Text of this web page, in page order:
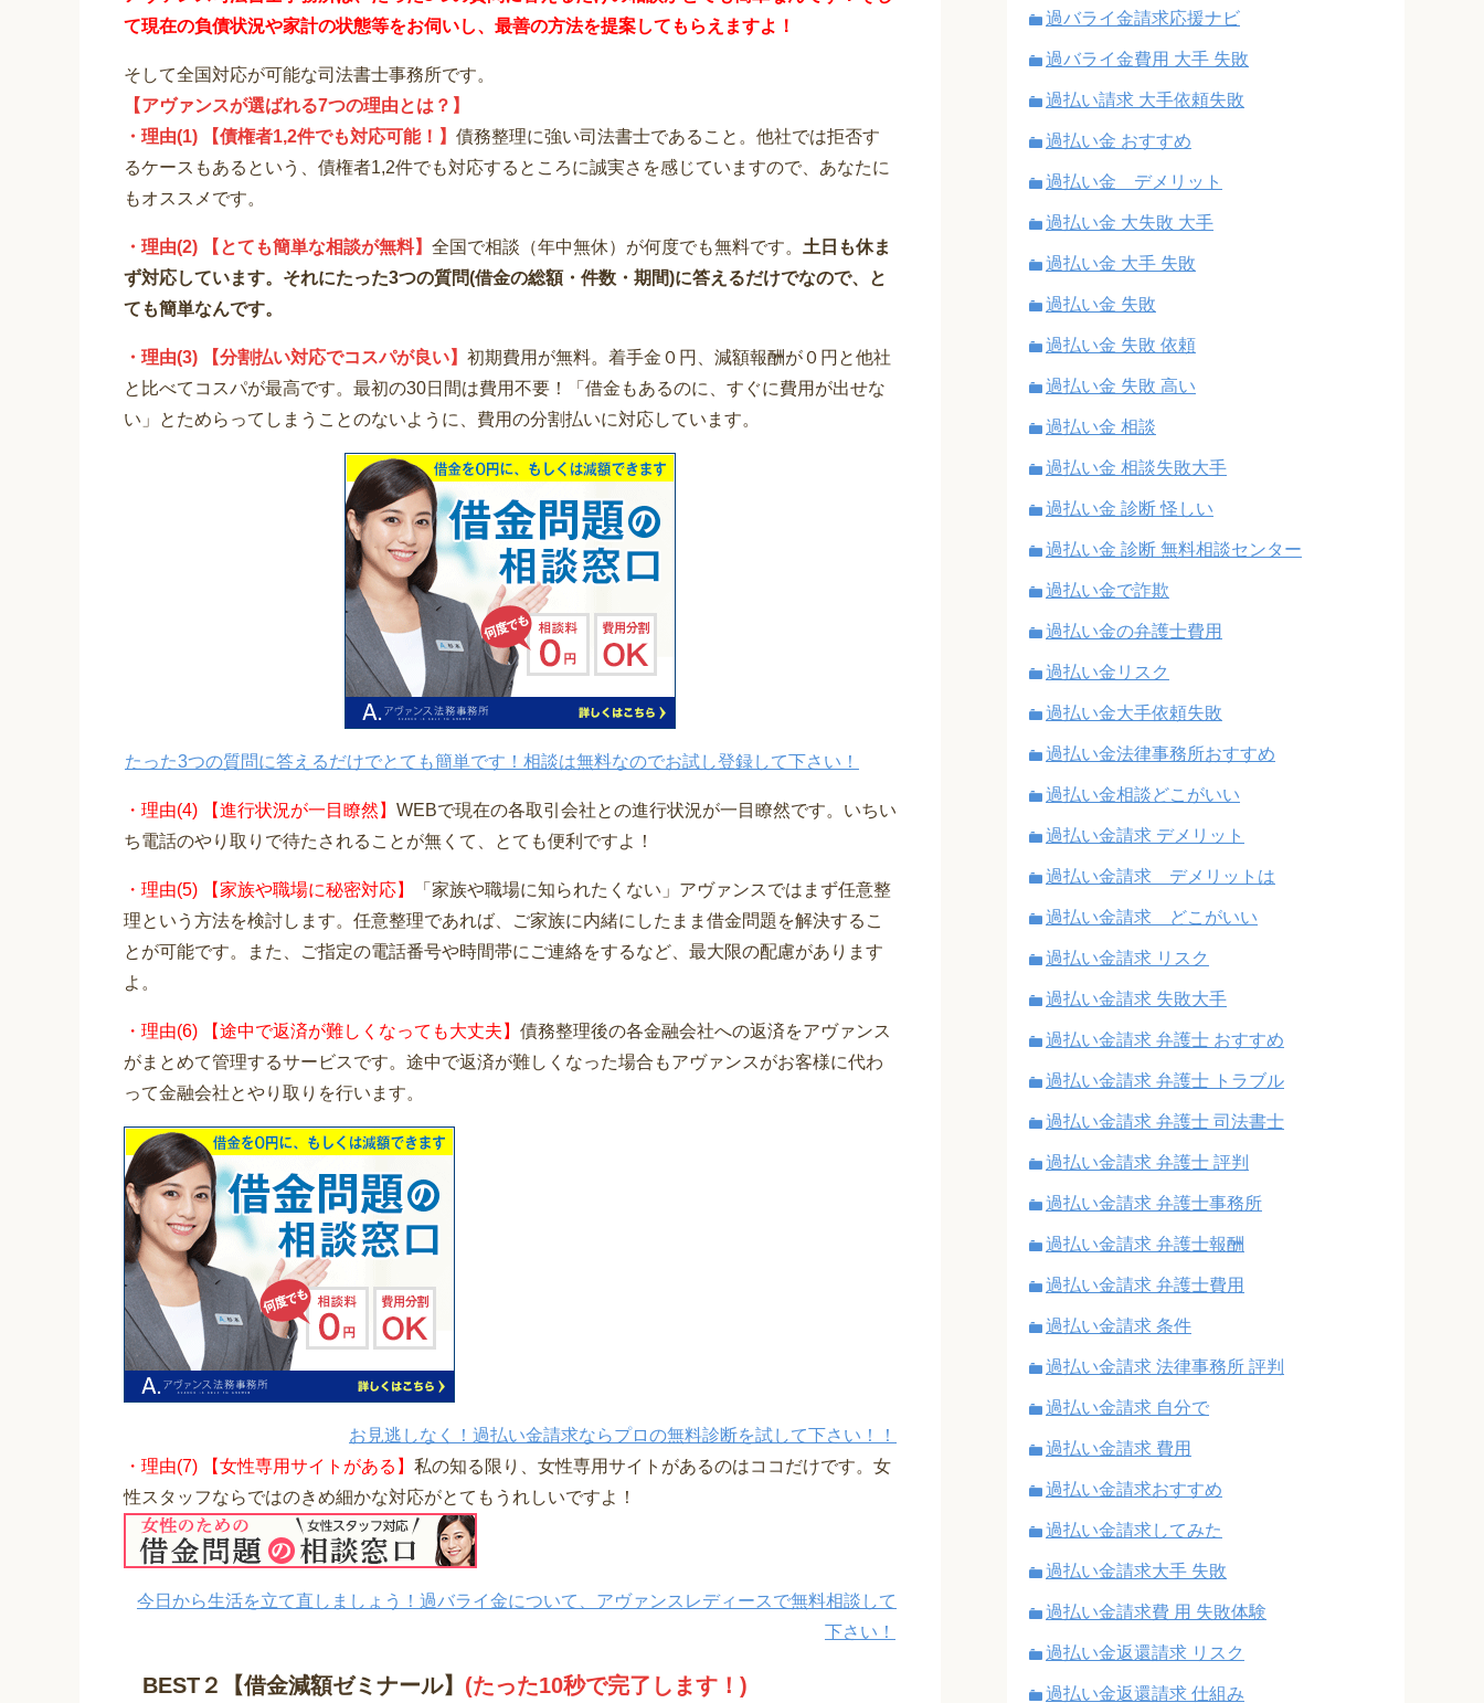
て現在の負債状況や家計の状態等をお伺いし、最善の方法を提案してもらえますよ！
そして全国対応が可能な司法書士事務所です。
【アヴァンスが選ばれる7つの理由とは？】
・理由(1) 【債権者1,2件でも対応可能！】 債務整理に強い司法書士であること。他社では拒否す
るケースもあるという、債権者1,2件でも対応するところに誠実さを感じていますので、あなたに
もオススメです。
・理由(2) 【とても簡単な相談が無料】 全国で相談（年中無休）が何度でも無料です。 土日も休ま
ず対応しています。それにたった3つの質問(借金の総額・件数・期間)に答えるだけでなので、と
ても簡単なんです。
・理由(3) 【分割払い対応でコスパが良い】 初期費用が無料。着手金０円、減額報酬が０円と他社
と比べてコスパが最高です。最初の30日間は費用不要！「借金もあるのに、すぐに費用が出せな
い」とためらってしまうことのないように、費用の分割払いに対応しています。
たった3つの質問に答えるだけでとても簡単です！相談は無料なのでお試し登録して下さい！
・理由(4) 【進行状況が一目瞭然】 WEBで現在の各取引会社との進行状況が一目瞭然です。いちい
ち電話のやり取りで待たされることが無くて、とても便利ですよ！
・理由(5) 【家族や職場に秘密対応】
「家族や職場に知られたくない」アヴァンスではまず任意整
理という方法を検討します。任意整理であれば、ご家族に内緒にしたまま借金問題を解決するこ
とが可能です。また、ご指定の電話番号や時間帯にご連絡をするなど、最大限の配慮があります
よ。
・理由(6) 【途中で返済が難しくなっても大丈夫】 債務整理後の各金融会社への返済をアヴァンス
がまとめて管理するサービスです。途中で返済が難しくなった場合もアヴァンスがお客様に代わ
って金融会社とやり取りを行います。
お見逃しなく！過払い金請求ならプロの無料診断を試して下さい！！
・理由(7) 【女性専用サイトがある】 私の知る限り、女性専用サイトがあるのはココだけです。女
性スタッフならではのきめ細かな対応がとてもうれしいですよ！
今日から生活を立て直しましょう！過バライ金について、アヴァンスレディースで無料相談して
下さい！
BEST２【借金減額ゼミナール】 (たった10秒で完了します！)
過バライ金請求応援ナビ
過バライ金費用 大手 失敗
過払い請求 大手依頼失敗
過払い金 おすすめ
過払い金 デメリット
過払い金 大失敗 大手
過払い金 大手 失敗
過払い金 失敗
過払い金 失敗 依頼
過払い金 失敗 高い
過払い金 相談
過払い金 相談失敗大手
過払い金 診断 怪しい
過払い金 診断 無料相談センター
過払い金で詐欺
過払い金の弁護士費用
過払い金リスク
過払い金大手依頼失敗
過払い金法律事務所おすすめ
過払い金相談どこがいい
過払い金請求 デメリット
過払い金請求 デメリットは
過払い金請求 どこがいい
過払い金請求 リスク
過払い金請求 失敗大手
過払い金請求 弁護士 おすすめ
過払い金請求 弁護士 トラブル
過払い金請求 弁護士 司法書士
過払い金請求 弁護士 評判
過払い金請求 弁護士事務所
過払い金請求 弁護士報酬
過払い金請求 弁護士費用
過払い金請求 条件
過払い金請求 法律事務所 評判
過払い金請求 自分で
過払い金請求 費用
過払い金請求おすすめ
過払い金請求してみた
過払い金請求大手 失敗
過払い金請求費 用 失敗体験
過払い金返還請求 リスク
過払い金返還請求 仕組み